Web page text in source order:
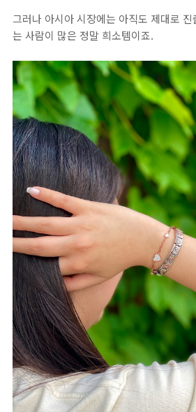
그러나 아시아 시장에는 아직도 제대로
는 사람이 많은 정말 희소템이죠.